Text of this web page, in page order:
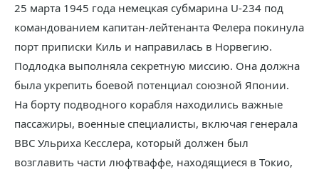
25 марта 1945 года немецкая субмарина U-234 под
командованием капитан-лейтенанта Фелера покинула
порт приписки Киль и направилась в Норвегию.
Подлодка выполняла секретную миссию. Она должна
была укрепить боевой потенциал союзной Японии.
На борту подводного корабля находились важные
пассажиры, военные специалисты, включая генерала
ВВС Ульриха Кесслера, который должен был
возглавить части люфтваффе, находящиеся в Токио,